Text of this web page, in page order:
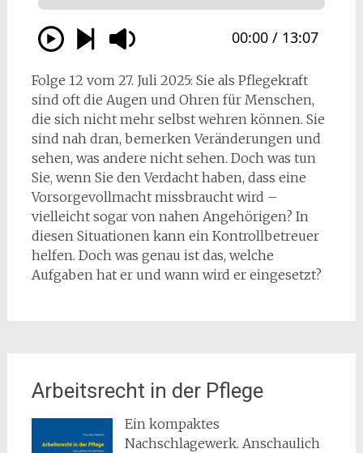
Folge 12 vom 27. Juli 2025: Sie als Pflegekraft
sind oft die Augen und Ohren für Menschen,
die sich nicht mehr selbst wehren können. Sie
sind nah dran, bemerken Veränderungen und
sehen, was andere nicht sehen. Doch was tun
Sie, wenn Sie den Verdacht haben, dass eine
Vorsorgevollmacht missbraucht wird –
vielleicht sogar von nahen Angehörigen? In
diesen Situationen kann ein Kontrollbetreuer
helfen. Doch was genau ist das, welche
Aufgaben hat er und wann wird er eingesetzt?
Arbeitsrecht in der Pflege
Ein kompaktes
Nachschlagewerk. Anschaulich